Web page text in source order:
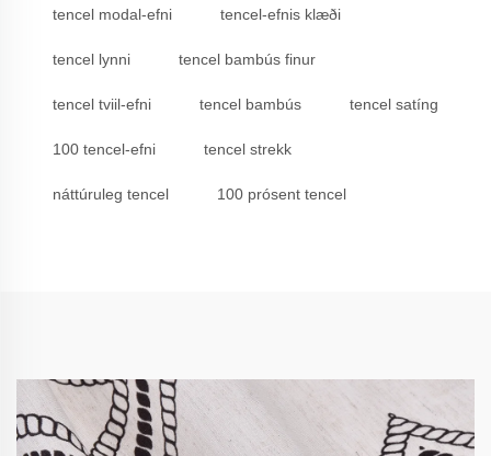
tencel modal-efni tencel-efnis klæði
tencel lynni tencel bambús finur
tencel tviil-efni tencel bambús tencel satíng
100 tencel-efni tencel strekk
náttúruleg tencel 100 prósent tencel